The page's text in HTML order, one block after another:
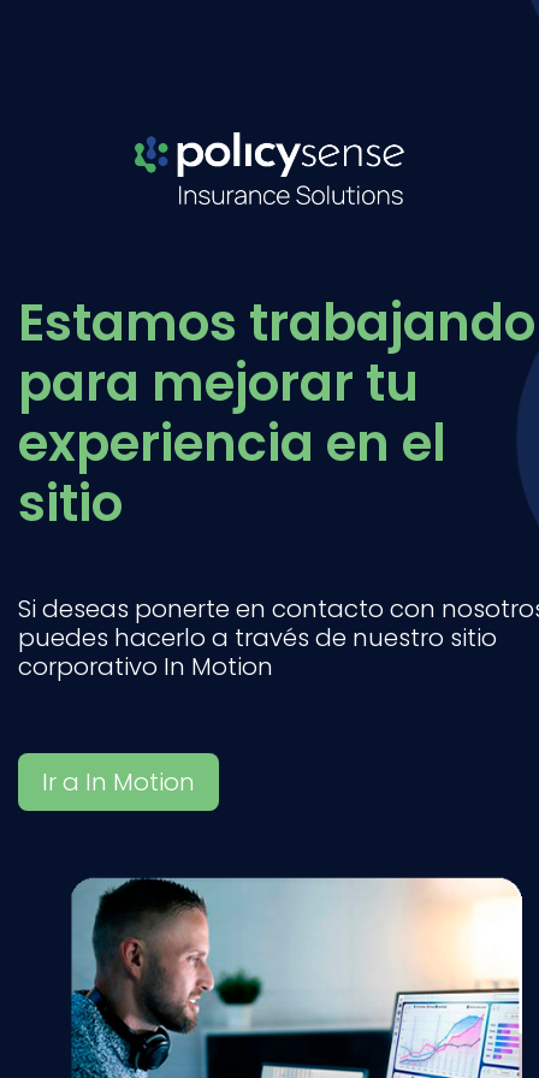
Estamos trabajando
para mejorar tu
experiencia en el
sitio
Si deseas ponerte en contacto con
puedes hacerlo a través de nuestro sitio
corporativo In Motion
Ir a In Motion